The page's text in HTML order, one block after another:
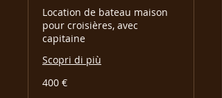
Location de bateau maison
pour croisières, avec
capitaine
Scopri di più
400
euro
400 €